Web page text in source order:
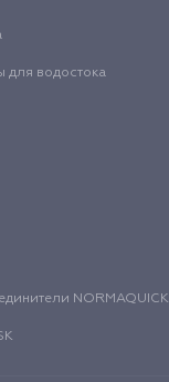
для водостока
NORMAQUICK